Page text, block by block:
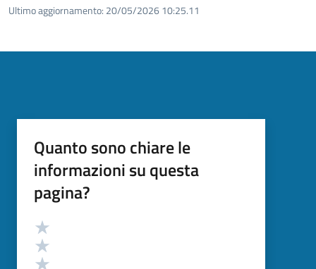
Ultimo aggiornamento: 20/05/2026 10:25.11
Quanto sono chiare le
informazioni su questa
pagina?
Valutazione